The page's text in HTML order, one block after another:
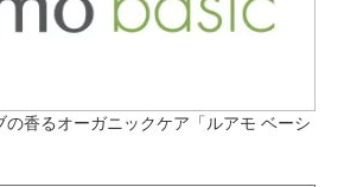
の香るオーガニックケア「ルアモ ベーシ